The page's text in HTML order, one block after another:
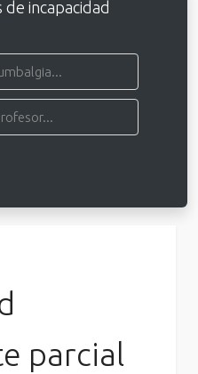
incapacidad
parcial